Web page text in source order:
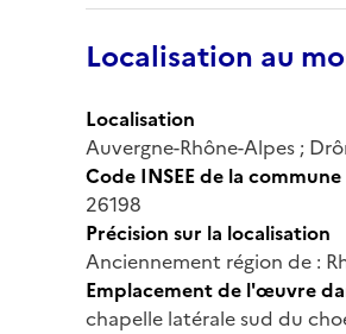
Localisation au
Localisation
Auvergne-Rhône-Alpes ;
Code INSEE de la commune
26198
Précision sur la localisation
Anciennement région de :
Emplacement de l'œuvre
chapelle latérale sud du